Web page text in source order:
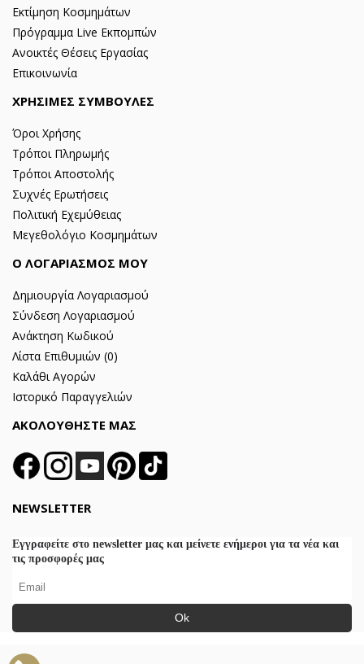
Εκτίμηση Κοσμημάτων
Πρόγραμμα Live Εκπομπών
Ανοικτές Θέσεις Εργασίας
Επικοινωνία
ΧΡΗΣΙΜΕΣ ΣΥΜΒΟΥΛΕΣ
Όροι Χρήσης
Τρόποι Πληρωμής
Τρόποι Αποστολής
Συχνές Ερωτήσεις
Πολιτική Εχεμύθειας
Μεγεθολόγιο Κοσμημάτων
Ο ΛΟΓΑΡΙΑΣΜΟΣ ΜΟΥ
Δημιουργία Λογαριασμού
Σύνδεση Λογαριασμού
Ανάκτηση Κωδικού
Λίστα Επιθυμιών (0)
Καλάθι Αγορών
Ιστορικό Παραγγελιών
ΑΚΟΛΟΥΘΗΣΤΕ ΜΑΣ
NEWSLETTER
Εγγραφείτε στο newsletter μας και μείνετε ενήμεροι για τα νέα και
τις προσφορές μας
Ok